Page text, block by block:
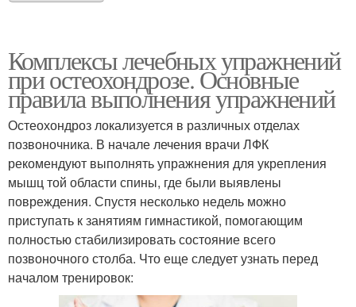
Комплексы лечебных упражнений
при остеохондрозе. Основные
правила выполнения упражнений
Остеохондроз локализуется в различных отделах
позвоночника. В начале лечения врачи ЛФК
рекомендуют выполнять упражнения для укрепления
мышц той области спины, где были выявлены
повреждения. Спустя несколько недель можно
приступать к занятиям гимнастикой, помогающим
полностью стабилизировать состояние всего
позвоночного столба. Что еще следует узнать перед
началом тренировок: